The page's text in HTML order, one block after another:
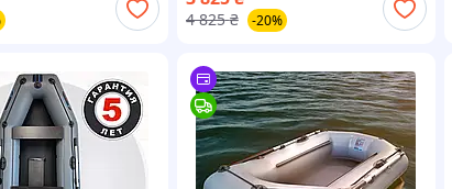
4 825 ₴ -20%